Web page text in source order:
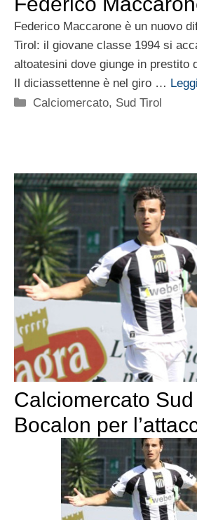
Federico Maccarone è un nuovo
Tirol: il giovane classe 1994 si
altoatesini dove giunge in prestito
Il diciassettenne è nel giro …
Categorie
Calciomercato, Sud Tirol
Calciomercato
Bocalon per